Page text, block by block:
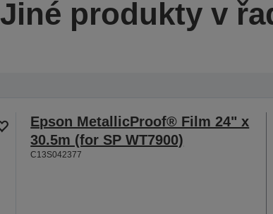
Jiné produkty v
Epson MetallicProof® Film 24" x
30.5m (for SP WT7900)
C13S042377